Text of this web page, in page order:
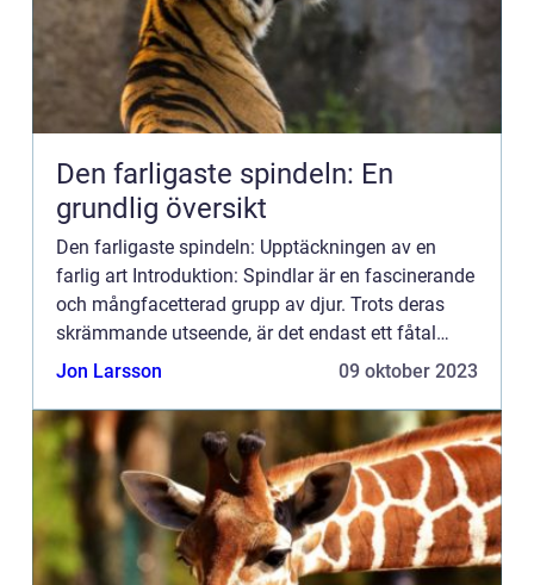
Den farligaste spindeln: En
grundlig översikt
Den farligaste spindeln: Upptäckningen av en
farlig art Introduktion: Spindlar är en fascinerande
och mångfacetterad grupp av djur. Trots deras
skrämmande utseende, är det endast ett fåtal
arter som utgör en verklig fara för människor. I
Jon Larsson 09 oktober 2023